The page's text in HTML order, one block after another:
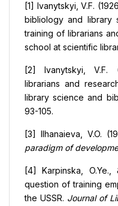
[1] Ivanytskyi, V.F.
bibliology and library
training of librarians
school at scientific
[2] Ivanytskyi, V.F.
librarians and
library science and
93-105.
[3] Ilhanaieva, V.O.
paradigm of
[4] Karpinska,
question of training
the USSR. Journal of